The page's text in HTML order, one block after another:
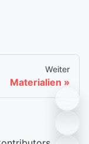
Weiter
Materialien